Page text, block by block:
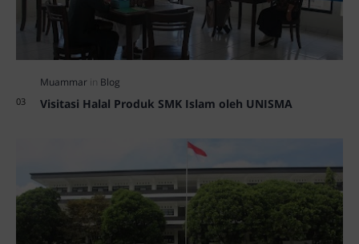
Visitasi Halal Produk SMK Islam oleh UNISMA